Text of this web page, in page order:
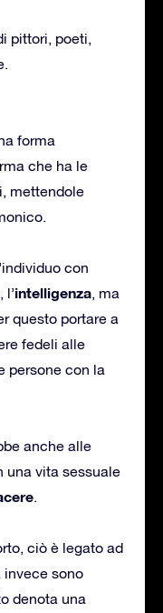
pittori, poeti,
forma
che ha le
mettendole
con
, l’intelligenza, ma
questo portare a
fedeli alle
persone con la
anche alle
una vita sessuale
.
ciò è legato ad
invece sono
denota una